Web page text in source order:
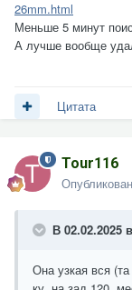
технической
будете постить
чтобы плоть до
П С. по маслу:
через мелкое
менять..- я так с
которые
появлялась
во время обкатки
только
26mm.html
Меньше 5 минут
А лучше вообще
Цитата
Tour116
В 02.02.2025
Она узкая вся